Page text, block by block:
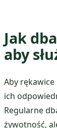
Jak
aby
Aby rękawice
ich
Regularne
żywotność,